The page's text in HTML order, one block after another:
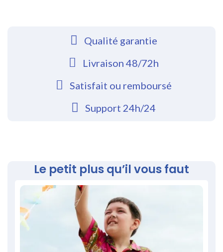
Qualité garantie
Livraison 48/72h
Satisfait ou remboursé
Support 24h/24
Le petit plus qu’il vous faut